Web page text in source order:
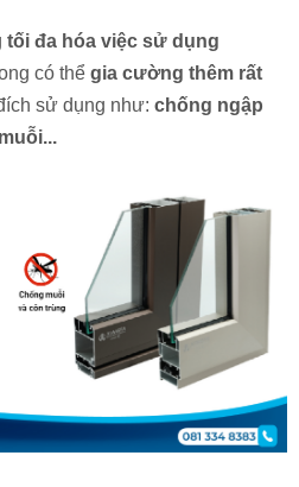
tối đa hóa việc sử dụng
có thể gia cường thêm rất
sử dụng như: chống ngập